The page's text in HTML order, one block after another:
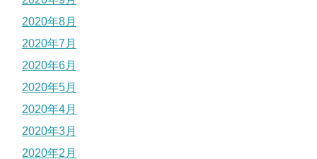
2020年8月
2020年7月
2020年6月
2020年5月
2020年4月
2020年3月
2020年2月